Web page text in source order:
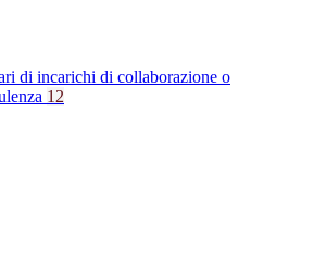
di incarichi di collaborazione o
12